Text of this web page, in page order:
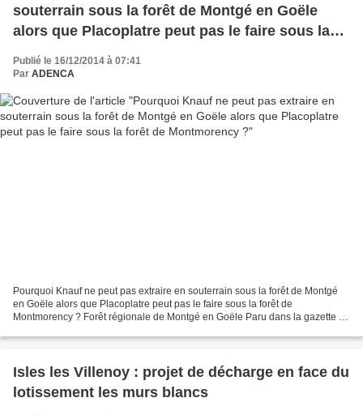
souterrain sous la forêt de Montgé en Goële
alors que Placoplatre peut pas le faire sous la
forêt de Montmorency ?
Publié le 16/12/2014 à 07:41
Par ADENCA
Pourquoi Knauf ne peut pas extraire en souterrain sous la forêt de Montgé
en Goële alors que Placoplatre peut pas le faire sous la forêt de
Montmorency ? Forêt régionale de Montgé en Goële Paru dans la gazette du
Isles les Villenoy : projet de décharge en face du
lotissement les murs blancs